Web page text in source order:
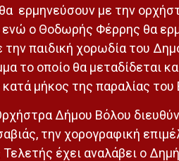
ερμηνεύσουν με την
ενώ ο Θοδωρής Φέρρης θα
την παιδική χορωδία του
το οποίο θα μεταδίδεται
μήκος της παραλίας του
Δήμου Βόλου
την χορογραφική
Τελετής έχει αναλάβει ο